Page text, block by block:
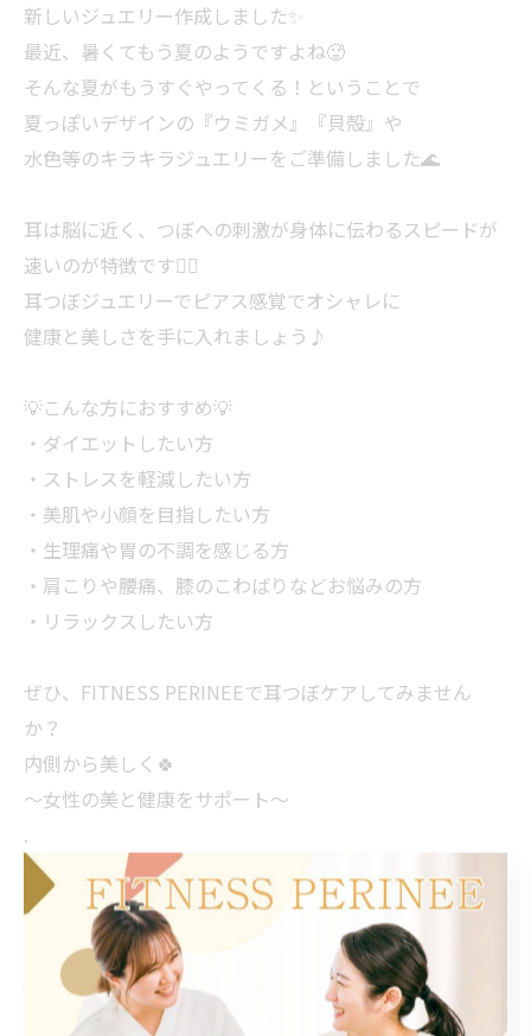
新しいジュエリー作成しました✨
最近、暑くてもう夏のようですよね🥵
そんな夏がもうすぐやってくる！ということで
夏っぽいデザインの『ウミガメ』『貝殻』や
水色等のキラキラジュエリーをご準備しました🌊
耳は脳に近く、つぼへの刺激が身体に伝わるスピードが
速いのが特徴です☝🏻
耳つぼジュエリーでピアス感覚でオシャレに
健康と美しさを手に入れましょう♪
💡こんな方におすすめ💡
・ダイエットしたい方
・ストレスを軽減したい方
・美肌や小顔を目指したい方
・生理痛や胃の不調を感じる方
・肩こりや腰痛、膝のこわばりなどお悩みの方
・リラックスしたい方
ぜひ、FITNESS PERINEEで耳つぼケアしてみません
か？
内側から美しく🍀
〜女性の美と健康をサポート〜
.
#春日部#埼玉#耳つぼ#耳ツボ#耳つぼジュエリー#耳ツ
ボジュエリー#耳つぼ春日部#耳ツボ春日部#耳つぼジュ
エリー春日部#耳ツボジュエリー春日部#jewelry#耳つぼ
jewelry#mimitsubojewelry#耳つぼセラピー#耳つぼダ
イエット#ダイエット#美肌#リフトアップ#小顔#肩こり